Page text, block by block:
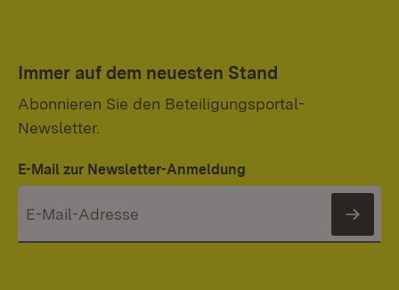
Immer auf dem neuesten Stand
Abonnieren Sie den Beteiligungsportal-
Newsletter.
E-Mail zur Newsletter-Anmeldung